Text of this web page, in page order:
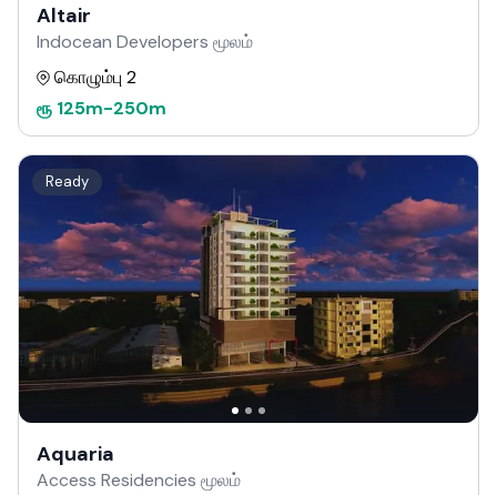
Altair
Indocean Developers மூலம்
கொழும்பு 2
ரூ 125m-250m
Ready
Aquaria
Access Residencies மூலம்